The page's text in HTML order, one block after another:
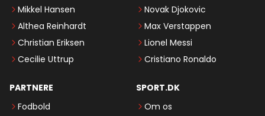
Mikkel Hansen
Althea Reinhardt
Christian Eriksen
Cecilie Uttrup
Novak Djokovic
Max Verstappen
Lionel Messi
Cristiano Ronaldo
PARTNERE
Fodbold
SPORT.DK
Om os